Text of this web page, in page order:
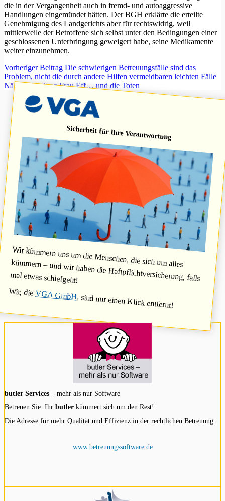
die in der Vergangenheit auch in fremd- und autoaggressive
Handlungen eingemündet hätten. Der BGH erklärte die erteilte
Genehmigung des Landgerichts aber für rechtswidrig, weil
mittlerweile der Betroffene sich selbst unter den Bedingungen einer
geschlossenen Unterbringung geweigert habe, seine Medikamente
weiter einzunehmen.
VorherigerBeitrag Die schwierigen Betreuungsfälle sind das
Problem, nicht die durch andere Hilfen vermeidbaren leichten Fälle
NächsterBeitrag Frau Eff… und die Toten
Sicherheit für Ihre Verantwortung
Wir kümmern uns um die Menschen, die sich um alles
kümmern – und wir haben die Haftpflichtversicherung, falls
mal etwas schiefgeht!
Wir, dieVGA GmbH, sind nur einen Klick entfernt!
butler Services – mehr als nur Software
Betreuen Sie. Ihr butler kümmert sich um den Rest!
Die Adresse für mehr Qualität und Effizienz in der rechtlichen Betreuung:
www.betreuungssoftware.de